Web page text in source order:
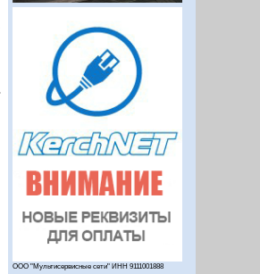
ООО "Мультисервисные сети" ИНН 9111001888